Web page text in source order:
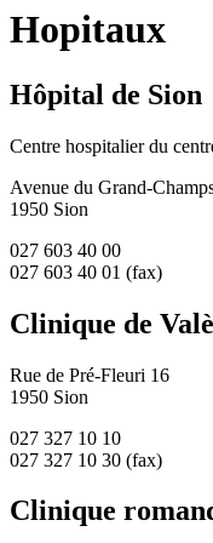
Hopitaux
Hôpital de Sion
Centre hospitalier du
Avenue du Grand-
1950 Sion
027 603 40 00
027 603 40 01 (fax)
Clinique de
Rue de Pré-Fleuri 16
1950 Sion
027 327 10 10
027 327 10 30 (fax)
Clinique